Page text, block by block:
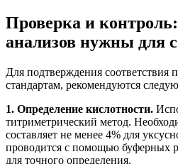
Проверка и
анализов нужны для
Для подтверждения соответствия
стандартам, рекомендуются
1. Определение кислотности.
титриметрический метод.
составляет не менее 4% для
проводится с помощью буферных
для точного определения.